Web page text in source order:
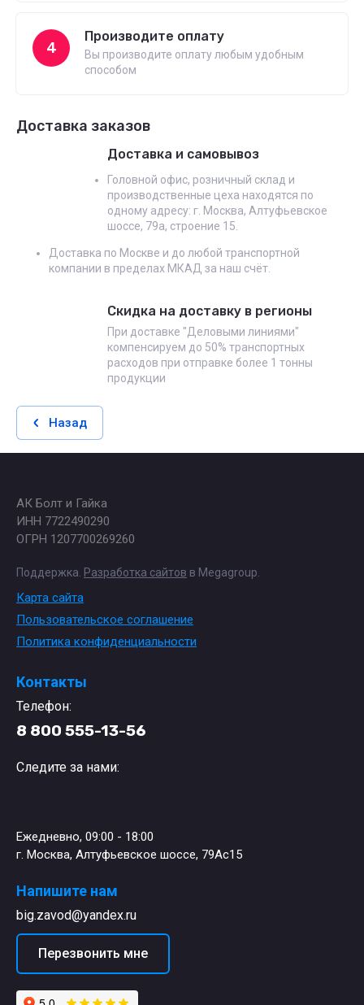
4
Производите оплату
Вы производите оплату любым удобным
способом
Доставка заказов
Доставка и самовывоз
Головной офис, розничный склад и
производственные цеха находятся по
одному адресу: г. Москва, Алтуфьевское
шоссе, 79а, строение 15.
Доставка по Москве и до любой транспортной
компании в пределах МКАД за наш счёт.
Скидка на доставку в регионы
При доставке "Деловыми линиями"
компенсируем до 50% транспортных
расходов при отправке более 1 тонны
продукции
Назад
АК Болт и Гайка
ИНН 7722490290
ОГРН 1207700269260
Поддержка. Разработка сайтов в Megagroup.
Карта сайта
Пользовательское соглашение
Политика конфиденциальности
Контакты
Телефон:
8 800 555-13-56
Следите за нами:
Ежедневно, 09:00 - 18:00
г. Москва, Алтуфьевское шоссе, 79Ас15
Напишите нам
big.zavod@yandex.ru
Перезвонить мне